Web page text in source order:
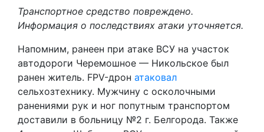
Транспортное средство повреждено.
Информация о последствиях атаки уточняется.
Напомним, ранеен при атаке ВСУ на участок
автодороги Черемошное — Никольское был
ранен житель. FPV-дрон атаковал
сельхозтехнику. Мужчину с осколочными
ранениями рук и ног попутным транспортом
доставили в больницу №2 г. Белгорода. Также